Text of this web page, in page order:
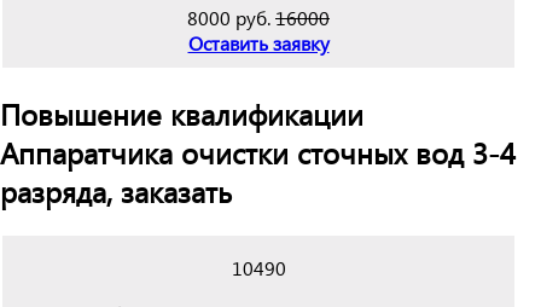
8000 руб.16000
Оставить заявку
Повышение квалификации
Аппаратчика очистки сточных вод 3-4
разряда, заказать
10490